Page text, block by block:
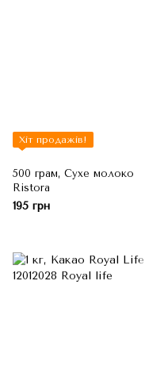
Хіт продажів!
500 грам, Сухе молоко
Ristora
195 грн